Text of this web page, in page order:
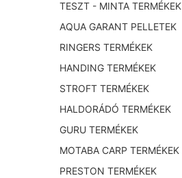
TESZT - MINTA TERMÉKEK
AQUA GARANT PELLETEK
RINGERS TERMÉKEK
HANDING TERMÉKEK
STROFT TERMÉKEK
HALDORÁDÓ TERMÉKEK
GURU TERMÉKEK
MOTABA CARP TERMÉKEK
PRESTON TERMÉKEK